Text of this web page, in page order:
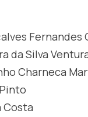
Fernandes
da Silva
Charneca
Costa